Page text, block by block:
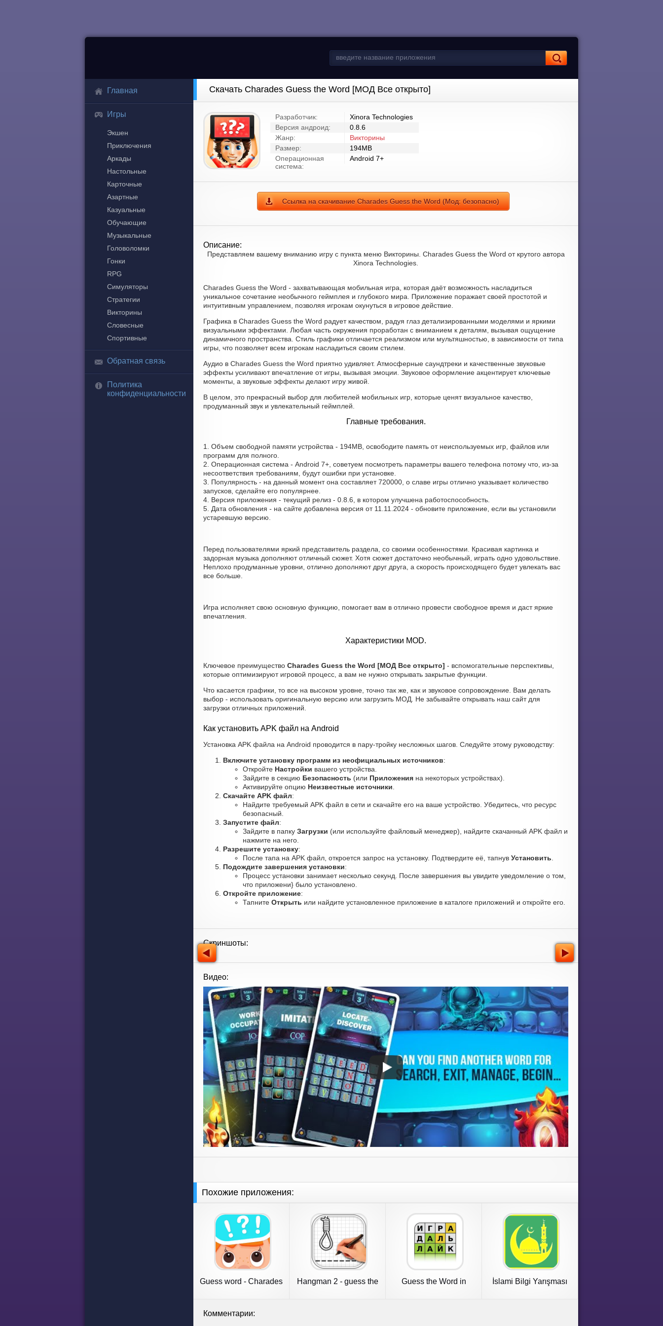
Главная
Игры
Экшен
Приключения
Аркады
Настольные
Карточные
Азартные
Казуальные
Обучающие
Музыкальные
Головоломки
Гонки
RPG
Симуляторы
Стратегии
Викторины
Словесные
Спортивные
Обратная связь
Политика
конфиденциальности
Скачать Charades Guess the Word [МОД Все открыто]
Разработчик:
Xinora Technologies
Версия андроид:
0.8.6
Жанр:
Викторины
Размер:
194MB
Операционная
система:
Android 7+
Ссылка на скачивание Charades Guess the Word (Мод: безопасно)
Описание:
Представляем вашему вниманию игру с пункта меню Викторины. Charades Guess the Word от крутого автора
Xinora Technologies.
Charades Guess the Word - захватывающая мобильная игра, которая даёт возможность насладиться
уникальное сочетание необычного геймплея и глубокого мира. Приложение поражает своей простотой и
интуитивным управлением, позволяя игрокам окунуться в игровое действие.
Графика в Charades Guess the Word радует качеством, радуя глаз детализированными моделями и яркими
визуальными эффектами. Любая часть окружения проработан с вниманием к деталям, вызывая ощущение
динамичного пространства. Стиль графики отличается реализмом или мультяшностью, в зависимости от типа
игры, что позволяет всем игрокам насладиться своим стилем.
Аудио в Charades Guess the Word приятно удивляет. Атмосферные саундтреки и качественные звуковые
эффекты усиливают впечатление от игры, вызывая эмоции. Звуковое оформление акцентирует ключевые
моменты, а звуковые эффекты делают игру живой.
В целом, это прекрасный выбор для любителей мобильных игр, которые ценят визуальное качество,
продуманный звук и увлекательный геймплей.
Главные требования.
1. Объем свободной памяти устройства - 194MB, освободите память от неиспользуемых игр, файлов или
программ для полного.
2. Операционная система - Android 7+, советуем посмотреть параметры вашего телефона потому что, из-за
несоответствия требованиям, будут ошибки при установке.
3. Популярность - на данный момент она составляет 720000, о cлаве игры отлично указывает количество
запусков, сделайте его популярнее.
4. Версия приложения - текущий релиз - 0.8.6, в котором улучшена работоспособность.
5. Дата обновления - на сайте добавлена версия от 11.11.2024 - обновите приложение, если вы установили
устаревшую версию.
Перед пользователями яркий представитель раздела, со своими особенностями. Красивая картинка и
задорная музыка дополняют отличный сюжет. Хотя сюжет достаточно необычный, играть одно удовольствие.
Неплохо продуманные уровни, отлично дополняют друг друга, а скорость происходящего будет увлекать вас
все больше.
Игра исполняет свою основную функцию, помогает вам в отлично провести свободное время и даст яркие
впечатления.
Характеристики MOD.
Ключевое преимущество Charades Guess the Word [МОД Все открыто] - вспомогательные перспективы,
которые оптимизируют игровой процесс, а вам не нужно открывать закрытые функции.
Что касается графики, то все на высоком уровне, точно так же, как и звуковое сопровождение. Вам делать
выбор - использовать оригинальную версию или загрузить МОД. Не забывайте открывать наш сайт для
загрузки отличных приложений.
Как установить APK файл на Android
Установка APK файла на Android проводится в пару-тройку несложных шагов. Следуйте этому руководству:
Включите установку программ из неофициальных источников:
Откройте Настройки вашего устройства.
Зайдите в секцию Безопасность (или Приложения на некоторых устройствах).
Активируйте опцию Неизвестные источники
Скачайте APK файл:
Найдите требуемый APK файл в сети и скачайте его на ваше устройство. Убедитесь, что ресурс
безопасный.
Запустите файл:
Зайдите в папку Загрузки (или используйте файловый менеджер), найдите скачанный APK файл и
нажмите на него.
Разрешите установку:
После тапа на APK файл, откроется запрос на установку. Подтвердите её, тапнув Установить
Подождите завершения установки:
Процесс установки занимает несколько секунд. После завершения вы увидите уведомление о том,
что приложени} было установлено.
Откройте приложение:
Тапните Открыть или найдите установленное приложение в каталоге приложений и откройте его.
Скриншоты:
Видео:
Похожие приложения:
Guess word - Charades
Hangman 2 - guess the
Guess the Word in
İslami Bilgi Yarışması
Комментарии: